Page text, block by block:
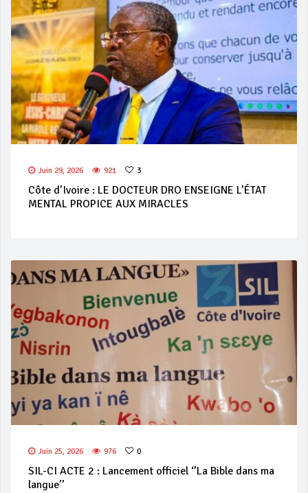
Juin 29, 2026 921 3
Côte d’Ivoire : LE DOCTEUR DRO ENSEIGNE L’ÉTAT
MENTAL PROPICE AUX MIRACLES
Juin 25, 2026 976 0
SIL-CI ACTE 2 : Lancement officiel ‘’La Bible dans ma
langue’’